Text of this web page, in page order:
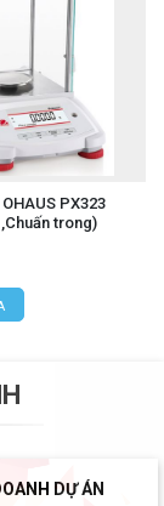
PX323
trong)
DỰ ÁN